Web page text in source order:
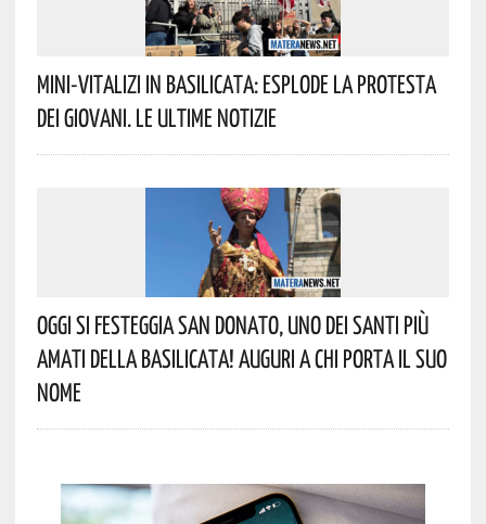
Mini-Vitalizi In Basilicata: Esplode La Protesta
Dei Giovani. Le Ultime Notizie
Oggi Si Festeggia San Donato, Uno Dei Santi Più
Amati Della Basilicata! Auguri A Chi Porta Il Suo
Nome